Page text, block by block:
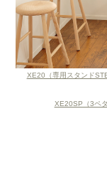
XE20（専用スタンド
XE20SP（3ペ